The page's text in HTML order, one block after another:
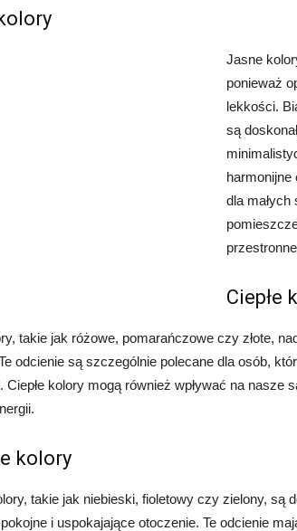
Jasne
ponieważ
lekkości.
są
harmonijne
dla
Ciepłe
takie jak różowe, pomarańczowe czy złote,
odcienie są szczególnie polecane dla osób,
Ciepłe kolory mogą również wpływać na
kolory
takie jak niebieski, fioletowy czy zielony, są
i uspokajające otoczenie. Te odcienie